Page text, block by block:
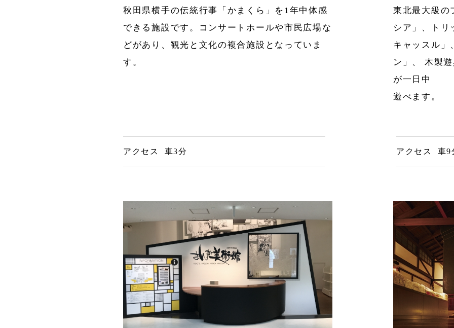
秋田県横手の伝統行事「かまくら」を1年中体感
できる施設です。コンサートホールや市民広場な
どがあり、観光と文化の複合施設となっていま
す。
東北最大級の
シア」、トリ
キャッスル」
ン」、 木製
が一日中
遊べます。
アクセス 車3分 アクセス 車9